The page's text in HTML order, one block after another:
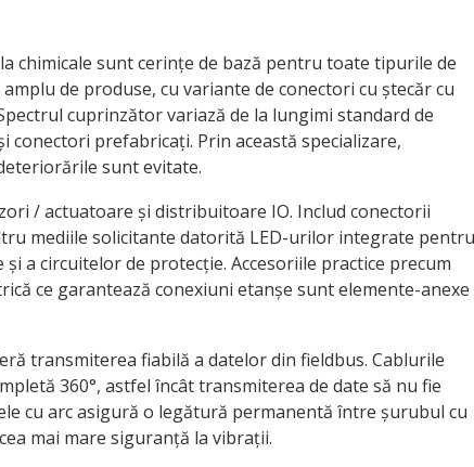
chimicale sunt cerințe de bază pentru toate tipurile de
de produse, cu variante de conectori cu ștecăr cu
cuprinzător variază de la lungimi standard de
conectori prefabricați. Prin această specializare,
sunt evitate.
/ actuatoare și distribuitoare IO. Includ conectorii
mediile solicitante datorită LED-urilor integrate pentru
a circuitelor de protecție. Accesoriile practice precum
ce garantează conexiuni etanșe sunt elemente-anexe
transmiterea fiabilă a datelor din fieldbus. Cablurile
360°, astfel încât transmiterea de date să nu fie
cu arc asigură o legătură permanentă între șurubul cu
mai mare siguranță la vibrații.